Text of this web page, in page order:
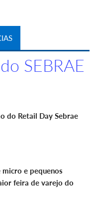
SEBRAE
do Retail Day Sebrae
e pequenos
feira de varejo do